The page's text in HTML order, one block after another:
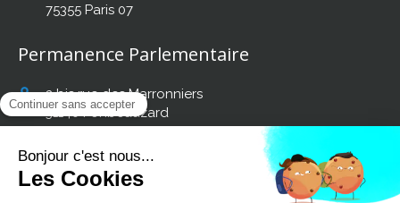
75355 Paris 07
Permanence Parlementaire
2 bis rue des Marronniers
31140 Fonbeauzard
Retrouvez mon actualité